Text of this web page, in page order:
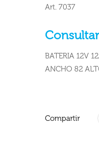
Art. 7037
Consultar
BATERIA 12V
ANCHO 82
Compartir